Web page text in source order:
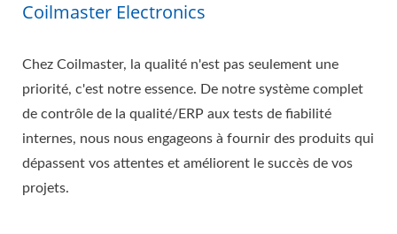
Coilmaster Electronics
Chez Coilmaster, la qualité n'est pas seulement une
priorité, c'est notre essence. De notre système complet
de contrôle de la qualité/ERP aux tests de fiabilité
internes, nous nous engageons à fournir des produits qui
dépassent vos attentes et améliorent le succès de vos
projets.